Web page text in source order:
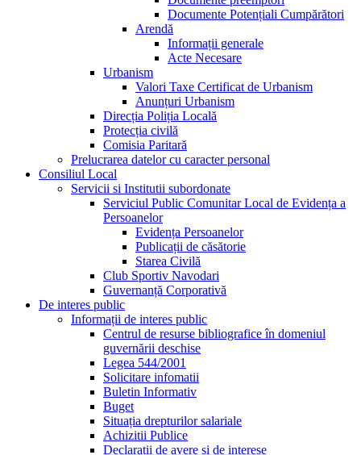
Documente Potențiali Cumpărători
Arendă
Informații generale
Acte Necesare
Urbanism
Valori Taxe Certificat de Urbanism
Anunțuri Urbanism
Direcția Poliția Locală
Protecția civilă
Comisia Paritară
Prelucrarea datelor cu caracter personal
Consiliul Local
Servicii si Institutii subordonate
Serviciul Public Comunitar Local de Evidența a
Persoanelor
Evidența Persoanelor
Publicații de căsătorie
Starea Civilă
Club Sportiv Navodari
Guvernanță Corporativă
De interes public
Informații de interes public
Centrul de resurse bibliografice în domeniul
guvernării deschise
Legea 544/2001
Solicitare infomatii
Buletin Informativ
Buget
Situația drepturilor salariale
Achizitii Publice
Declarații de avere si de interese